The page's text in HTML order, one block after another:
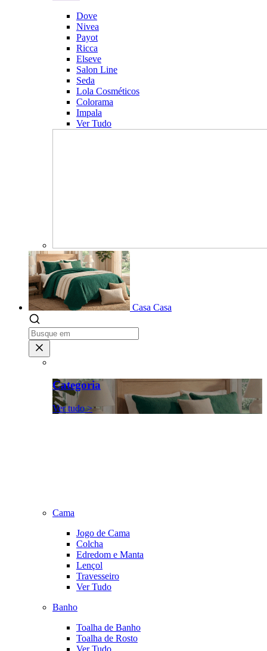
Dove
Nivea
Payot
Ricca
Elseve
Salon Line
Seda
Lola Cosméticos
Colorama
Impala
Ver Tudo
Casa Casa
Categoria
Ver tudo >
Cama
Jogo de Cama
Colcha
Edredom e Manta
Lençol
Travesseiro
Ver Tudo
Banho
Toalha de Banho
Toalha de Rosto